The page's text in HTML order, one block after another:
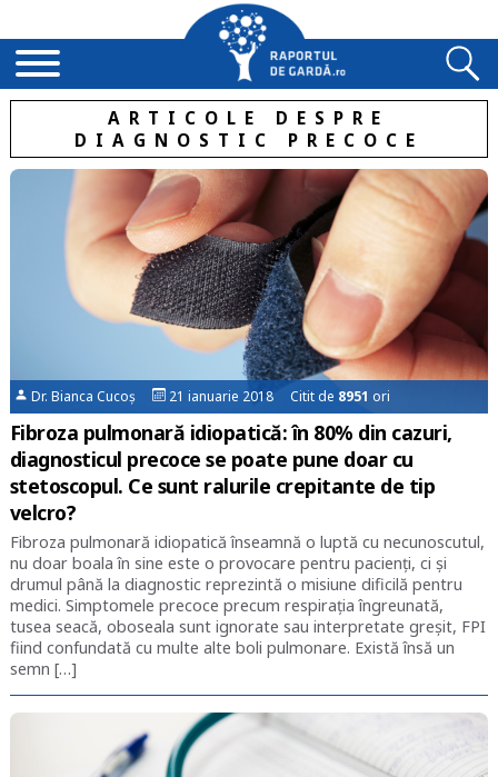
ARTICOLE DESPRE
DIAGNOSTIC PRECOCE
Dr. Bianca Cucoș 21 ianuarie 2018 Citit de 8951 ori
Fibroza pulmonară idiopatică: în 80% din cazuri,
diagnosticul precoce se poate pune doar cu
stetoscopul. Ce sunt ralurile crepitante de tip
velcro?
Fibroza pulmonară idiopatică înseamnă o luptă cu necunoscutul,
nu doar boala în sine este o provocare pentru pacienți, ci și
drumul până la diagnostic reprezintă o misiune dificilă pentru
medici. Simptomele precoce precum respirația îngreunată,
tusea seacă, oboseala sunt ignorate sau interpretate greșit, FPI
fiind confundată cu multe alte boli pulmonare. Există însă un
semn […]